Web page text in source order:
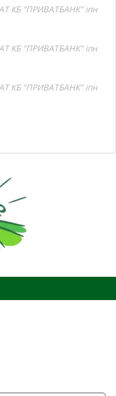
КБ "ПРИВАТБАНК" іпн
КБ "ПРИВАТБАНК" іпн
КБ "ПРИВАТБАНК" іпн